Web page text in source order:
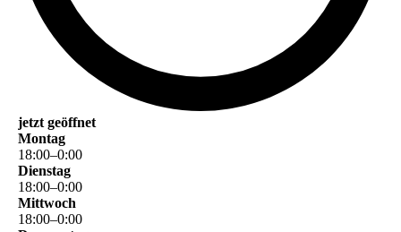
jetzt geöffnet
Montag
18:00–0:00
Dienstag
18:00–0:00
Mittwoch
18:00–0:00